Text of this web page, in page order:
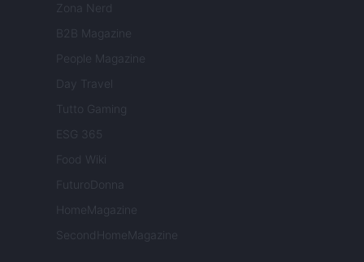
Zona Nerd
B2B Magazine
People Magazine
Day Travel
Tutto Gaming
ESG 365
Food Wiki
FuturoDonna
HomeMagazine
SecondHomeMagazine